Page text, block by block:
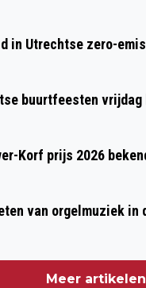
in Utrechtse zero-
buurtfeesten vrijdag
Korf prijs 2026
van orgelmuziek in
Meer artikelen